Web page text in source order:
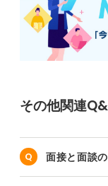
その他関連
面接と面談